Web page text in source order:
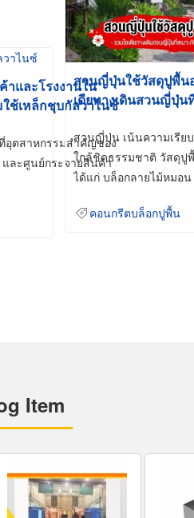
าและโรงงานใน
ช้เหล็กชุบกัลวาไนซ์
อุตสาหกรรมสำคัญของ
ละศูนย์กระจายสินค้า
สวนญี่ปุ่นใช้วัสดุปูพื้น
เดียทางเดินสวนญี่ปุ่น
สวนญี่ปุ่น เน้นความเรีย
ใกล้ชิดธรรมชาติ วัสดุปู
ได้แก่ บล็อกลายไม้หมอ
คอนกรีตบล็อกปูพื้น
Item